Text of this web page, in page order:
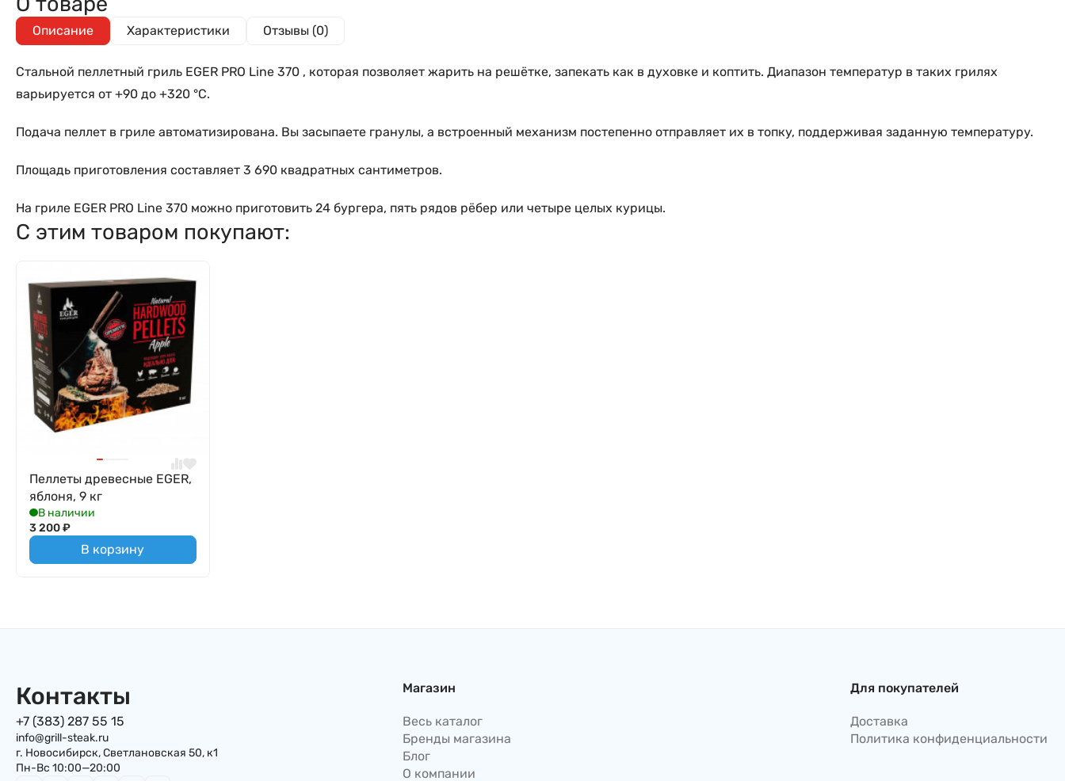
Описание Характеристики Отзывы (0)
Стальной пеллетный гриль EGER PRO Line 370 , которая позволяет жарить на решётке, запекать как в духовке и коптить. Диапазон температур в таких грилях
варьируется от +90 до +320 °C.
Подача пеллет в гриле автоматизирована. Вы засыпаете гранулы, а встроенный механизм постепенно отправляет их в топку, поддерживая заданную температуру.
Площадь приготовления составляет 3 690 квадратных сантиметров.
На гриле EGER PRO Line 370 можно приготовить 24 бургера, пять рядов рёбер или четыре целых курицы.
С этим товаром покупают:
Пеллеты древесные EGER,
яблоня, 9 кг
В наличии
3 200₽
В корзину
Контакты
+7 (383) 287 55 15
info@grill-steak.ru
г. Новосибирск, Светлановская 50, к1
Пн-Вс 10:00—20:00
Магазин
Весь каталог
Бренды магазина
Блог
О компании
Для покупателей
Доставка
Политика конфиденциальности